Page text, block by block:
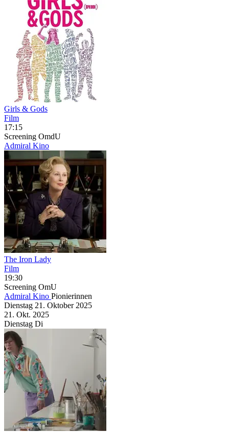
Girls & Gods
Film
17:15
Screening OmdU
Admiral Kino
The Iron Lady
Film
19:30
Screening OmU
Admiral Kino Pionierinnen
Dienstag 21. Oktober 2025
21. Okt. 2025
Dienstag Di